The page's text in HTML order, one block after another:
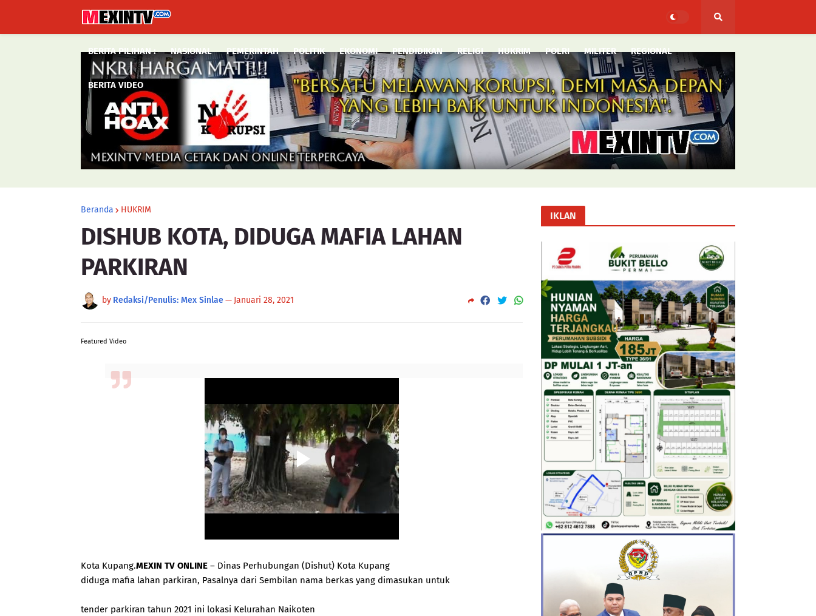
BERITA PILIHAN : NASIONAL PEMERINTAH POLITIK EKONOMI PENDIDIKAN RELIGI HUKRIM POLRI MILITER REGIONAL
BERITA VIDEO
Beranda HUKRIM
DISHUB KOTA, DIDUGA MAFIA LAHAN
PARKIRAN
by Redaksi/Penulis: Mex Sinlae— Januari 28, 2021
Featured Video
Kota Kupang.MEXIN TV ONLINE – Dinas Perhubungan (Dishut) Kota Kupang
diduga mafia lahan parkiran, Pasalnya dari Sembilan nama berkas yang dimasukan untuk
tender parkiran tahun 2021 ini lokasi Kelurahan Naikoten
IKLAN